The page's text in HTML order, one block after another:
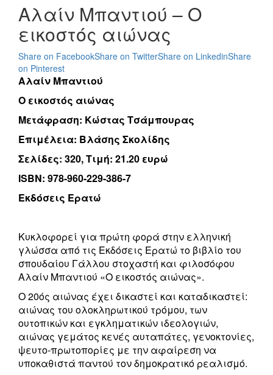
Αλαίν Μπαντιού – Ο
εικοστός αιώνας
Share on FacebookShare on TwitterShare on LinkedinShare
on Pinterest
Αλαίν Μπαντιού
Ο εικοστός αιώνας
Μετάφραση: Κώστας Τσάμπουρας
Επιμέλεια: Βλάσης Σκολίδης
Σελίδες: 320, Τιμή: 21.20 ευρώ
ISBN: 978-960-229-386-7
Εκδόσεις Ερατώ
Κυκλοφορεί για πρώτη φορά στην ελληνική
γλώσσα από τις Εκδόσεις Ερατώ το βιβλίο του
σπουδαίου Γάλλου στοχαστή και φιλοσόφου
Αλαίν Μπαντιού «Ο εικοστός αιώνας».
Ο 20ός αιώνας έχει δικαστεί και καταδικαστεί:
αιώνας του ολοκληρωτικού τρόμου, των
ουτοπικών και εγκληματικών ιδεολογιών,
αιώνας γεμάτος κενές αυταπάτες, γενοκτονίες,
ψευτο-πρωτοπορίες με την αφαίρεση να
υποκαθιστά παντού τον δημοκρατικό ρεαλισμό.